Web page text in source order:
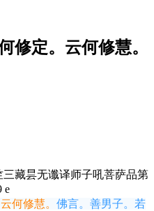
修定。云何修慧。
三藏昙无谶译师子吼菩萨品第
e
何修慧。 佛言。善男子。若